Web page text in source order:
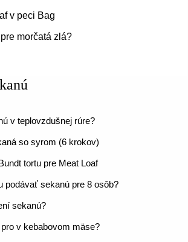
v peci Bag
morčatá zlá?
v teplovzdušnej rúre?
so syrom (6 krokov)
tortu pre Meat Loaf
podávať sekanú pre 8 osôb?
sekanú?
v kebabovom mäse?